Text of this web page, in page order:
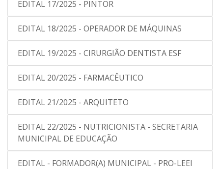
EDITAL 17/2025 - PINTOR
EDITAL 18/2025 - OPERADOR DE MÁQUINAS
EDITAL 19/2025 - CIRURGIÃO DENTISTA ESF
EDITAL 20/2025 - FARMACÊUTICO
EDITAL 21/2025 - ARQUITETO
EDITAL 22/2025 - NUTRICIONISTA - SECRETARIA
MUNICIPAL DE EDUCAÇÃO
EDITAL - FORMADOR(A) MUNICIPAL - PRO-LEEI